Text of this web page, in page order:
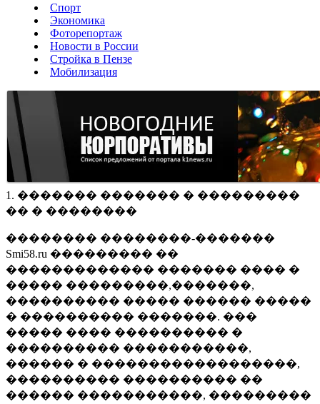
Спорт
Экономика
Фоторепортаж
Новости в России
Стройка в Пензе
Мобилизация
1. ������� ������� � ���������
�� � ��������
�������� ��������-�������
Smi58.ru ��������� ��
������������� ������� ���� �
����� ���������,�������,
���������� ����� ������ �����
� ���������� �������. ���
����� ���� ���������� �
���������� �����������,
������ � ������������������,
���������� ���������� ��
������ �����������, ���������